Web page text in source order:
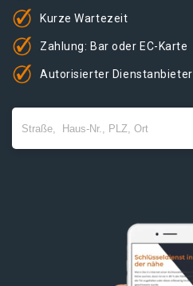
Kurze Wartezeit
Zahlung: Bar oder EC-Karte
Autorisierter Dienstanbieter